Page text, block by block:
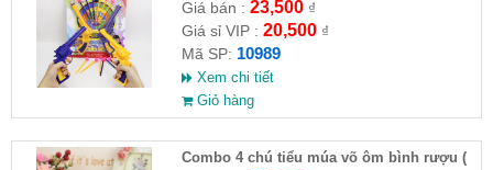
Giá bán : 23,500₫
Giá sỉ VIP : 20,500₫
Mã SP: 10989
Xem chi tiết
Giỏ hàng
Combo 4 chú tiểu múa võ ôm bình rượu (